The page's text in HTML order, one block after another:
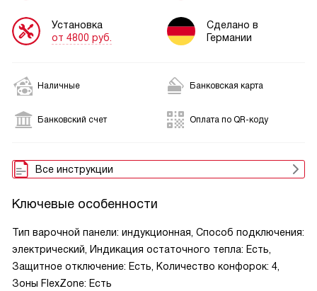
Установка
от 4800 руб.
Сделано в
Германии
Наличные Банковская карта
Банковский счет Оплата по QR-коду
Все инструкции
Ключевые особенности
Тип варочной панели: индукционная, Способ подключения:
электрический, Индикация остаточного тепла: Есть,
Защитное отключение: Есть, Количество конфорок: 4,
Зоны FlexZone: Есть